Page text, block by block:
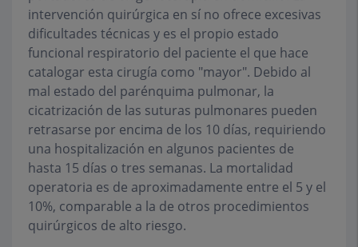
intervención quirúrgica en sí no ofrece excesivas
dificultades técnicas y es el propio estado
funcional respiratorio del paciente el que hace
catalogar esta cirugía como "mayor". Debido al
mal estado del parénquima pulmonar, la
cicatrización de las suturas pulmonares pueden
retrasarse por encima de los 10 días, requiriendo
una hospitalización en algunos pacientes de
hasta 15 días o tres semanas. La mortalidad
operatoria es de aproximadamente entre el 5 y el
10%, comparable a la de otros procedimientos
quirúrgicos de alto riesgo.